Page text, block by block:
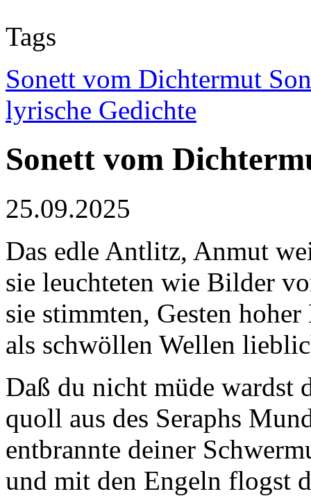
Tags
Sonett vom Dichtermut
lyrische Gedichte
Sonett vom
25.09.2025
Das edle Antlitz, Anmut
sie leuchteten wie Bilder
sie stimmten, Gesten
als schwöllen Wellen
Daß du nicht müde wardst
quoll aus des Seraphs
entbrannte deiner
und mit den Engeln flogst